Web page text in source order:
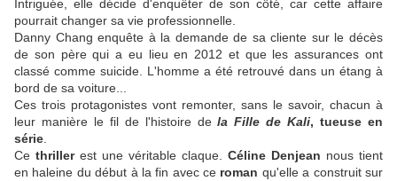
Intriguée, elle décide d'enquêter de son côté, car cette affaire
pourrait changer sa vie professionnelle.
Danny Chang enquête à la demande de sa cliente sur le décès
de son père qui a eu lieu en 2012 et que les assurances ont
classé comme suicide. L'homme a été retrouvé dans un étang à
bord de sa voiture...
Ces trois protagonistes vont remonter, sans le savoir, chacun à
leur manière le fil de l'histoire dela Fille de Kali, tueuse en
série
Ce thrillerest une véritable claque. Céline Denjean nous tient
en haleine du début à la fin avec ce roman qu'elle a construit sur